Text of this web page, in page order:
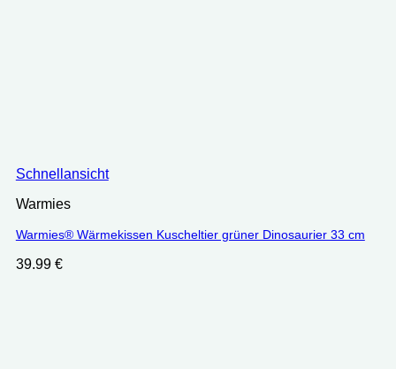
Schnellansicht
Warmies
Warmies® Wärmekissen Kuscheltier grüner Dinosaurier 33 cm
39.99 €